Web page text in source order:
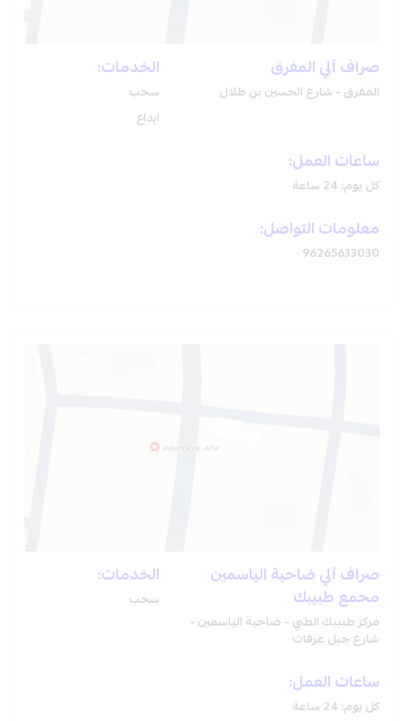
صراف آلي المفرق
المفرق - شارع الحسين بن طلال
الخدمات:
سحب
ايداع
ساعات العمل:
كل يوم: 24 ساعة
معلومات التواصل:
96265633030
صراف آلي ضاحية الياسمين
محمع طبيبك
مركز طبيبك الطبي - ضاحية الياسمين -
شارع جبل عرفات
الخدمات:
سحب
ساعات العمل:
كل يوم: 24 ساعة